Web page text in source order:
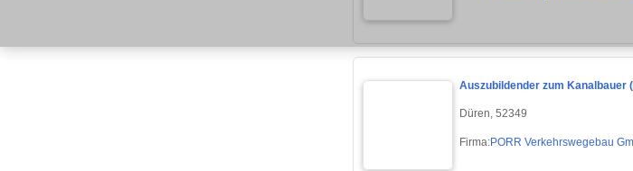
Auszubildender zum Kanalbauer
Düren, 52349
Firma:PORR Verkehrswegebau